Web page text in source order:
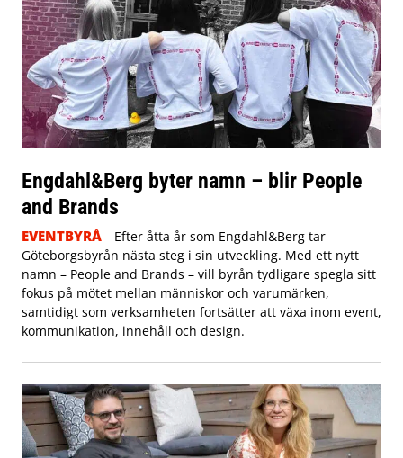
Engdahl&Berg byter namn – blir People
and Brands
EVENTBYRÅ
Efter åtta år som Engdahl&Berg tar
Göteborgsbyrån nästa steg i sin utveckling. Med ett nytt
namn – People and Brands – vill byrån tydligare spegla sitt
fokus på mötet mellan människor och varumärken,
samtidigt som verksamheten fortsätter att växa inom event,
kommunikation, innehåll och design.